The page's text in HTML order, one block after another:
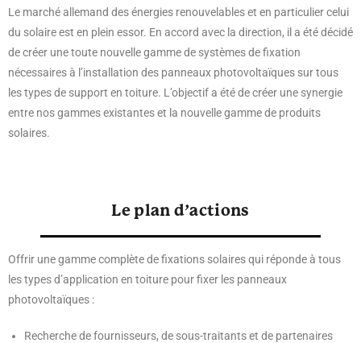
Le marché allemand des énergies renouvelables et en particulier celui
du solaire est en plein essor. En accord avec la direction, il a été décidé
de créer une toute nouvelle gamme de systèmes de fixation
nécessaires à l’installation des panneaux photovoltaïques sur tous
les types de support en toiture. L’objectif a été de créer une synergie
entre nos gammes existantes et la nouvelle gamme de produits
solaires.
Le plan d’actions
Offrir une gamme complète de fixations solaires qui réponde à tous
les types d’application en toiture pour fixer les panneaux
photovoltaïques :
Recherche de fournisseurs, de sous-traitants et de partenaires